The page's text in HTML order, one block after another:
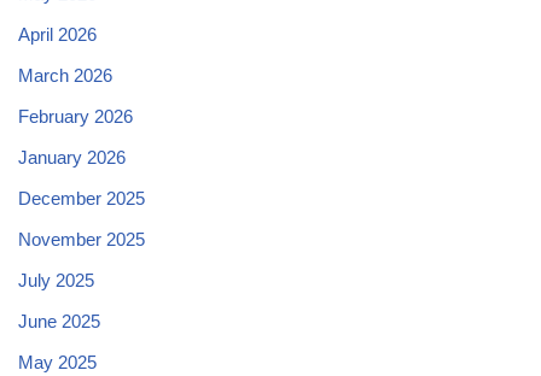
April 2026
March 2026
February 2026
January 2026
December 2025
November 2025
July 2025
June 2025
May 2025